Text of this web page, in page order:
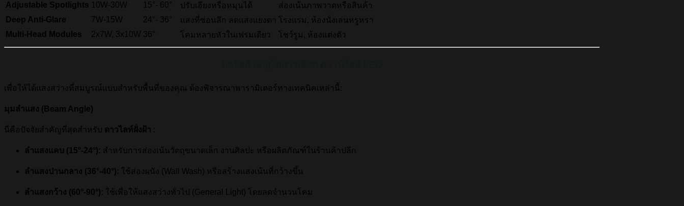
Adjustable Spotlights 10W-30W 15°- 60° ปรับเอียงหรือหมุนได้
ส่องเน้นภาพวาดหรือสินค้า
Deep Anti-Glare
7W-15W 24°- 36° แสงที่ซ่อนลึก ลดแสงแยงตา โรงแรม, ห้องนั่งเล่นหรูหรา
Multi-Head Modules
2x7W, 3x10W 36° โคมหลายหัวในเฟรมเดียว โชว์รูม, ห้องแต่งตัว
เพื่อให้ได้แสงสว่างที่สมบูรณ์แบบสำหรับพื้นที่ของคุณ ต้องพิจารณาพารามิเตอร์ทางเทคนิคเหล่านี้:
มุมลำแสง (Beam Angle)
นี่คือปัจจัยสำคัญที่สุดสำหรับ ดาวไลท์ฝั่งฝ้า :
ลำแสงแคบ ( 15°-24°): สำหรับการส่องเน้นวัตถุขนาดเล็ก งานศิลปะ หรือผลิตภัณฑ์ในร้านค้าปลีก
ลำแสงปานกลาง (36°-40°): ใช้ส่องผนัง (Wall Wash) หรือสร้างแสงเน้นที่กว้างขึ้น
ลำแสงกว้าง (60°-90°): ใช้เพื่อให้แสงสว่างทั่วไป (General Light) โดยลดจำนวนโคม